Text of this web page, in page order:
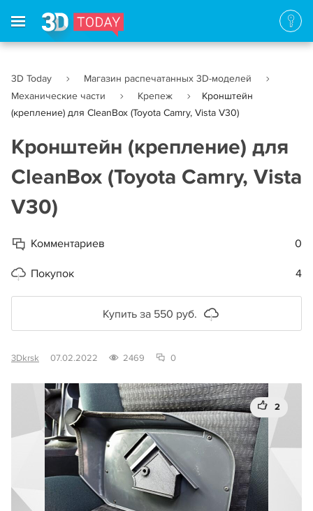
3D Today
Магазин распечатанных 3D-моделей
Механические части
Крепеж
Кронштейн
(крепление) для CleanBox (Toyota Camry, Vista V30)
Кронштейн (крепление) для
CleanBox (Toyota Camry, Vista
V30)
Комментариев 0
Покупок 4
Купить за 550 руб.
3Dkrsk 07.02.2022 2469 0
2